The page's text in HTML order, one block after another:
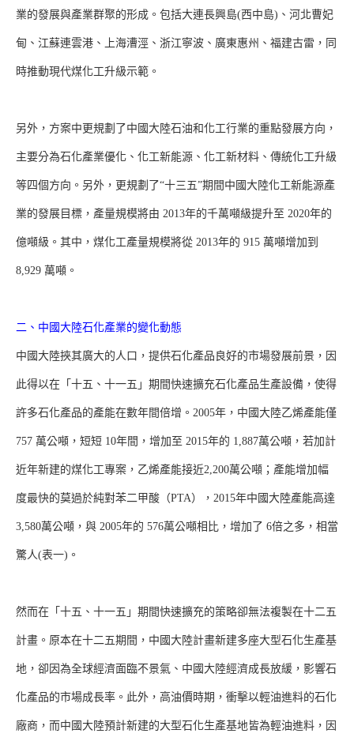
業的發展與產業群聚的形成。包括大連長興島(西中島)、河北曹妃
甸、江蘇連雲港、上海漕涇、浙江寧波、廣東惠州、福建古雷，同
時推動現代煤化工升級示範。
另外，方案中更規劃了中國大陸石油和化工行業的重點發展方向，
主要分為石化產業優化、化工新能源、化工新材料、傳統化工升級
等四個方向。另外，更規劃了“十三五”期間中國大陸化工新能源產
業的發展目標，產量規模將由 2013年的千萬噸級提升至 2020年的
億噸級。其中，煤化工產量規模將從 2013年的 915 萬噸增加到
8,929 萬噸。
二、中國大陸石化產業的變化動態
中國大陸挾其廣大的人口，提供石化產品良好的市場發展前景，因
此得以在「十五、十一五」期間快速擴充石化產品生產設備，使得
許多石化產品的產能在數年間倍增。2005年，中國大陸乙烯產能僅
757 萬公噸，短短 10年間，增加至 2015年的 1,887萬公噸，若加計
近年新建的煤化工專案，乙烯產能接近2,200萬公噸；產能增加幅
度最快的莫過於純對苯二甲酸（PTA），2015年中國大陸產能高達
3,580萬公噸，與 2005年的 576萬公噸相比，增加了 6倍之多，相當
驚人(表一)。
然而在「十五、十一五」期間快速擴充的策略卻無法複製在十二五
計畫。原本在十二五期間，中國大陸計畫新建多座大型石化生產基
地，卻因為全球經濟面臨不景氣、中國大陸經濟成長放緩，影響石
化產品的市場成長率。此外，高油價時期，衝擊以輕油進料的石化
廠商，而中國大陸預計新建的大型石化生產基地皆為輕油進料，因